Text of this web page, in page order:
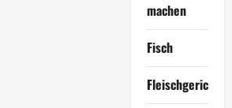
machen
Fisch
Fleischgerichte